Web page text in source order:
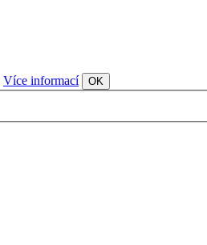
Více informací OK